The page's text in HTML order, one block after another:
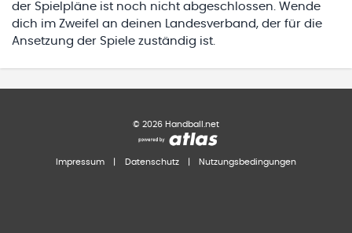
der Spielpläne ist noch nicht abgeschlossen. Wende
dich im Zweifel an deinen Landesverband, der für die
Ansetzung der Spiele zuständig ist.
© 2026 Handball.net
Impressum Datenschutz Nutzungsbedingungen